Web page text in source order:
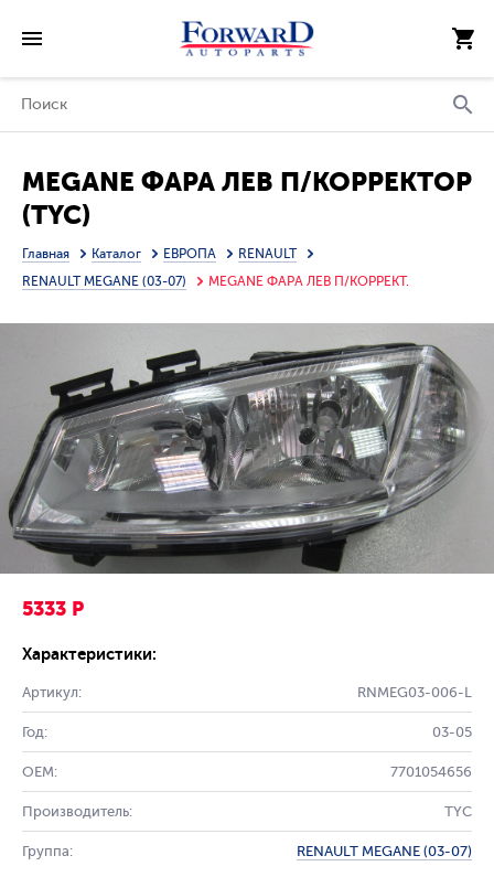
MEGANE ФАРА ЛЕВ П/КОРРЕКТОР
(TYC)
Главная Каталог ЕВРОПА
RENAULT
RENAULT MEGANE (03-07)
MEGANE ФАРА ЛЕВ П/КОРРЕКТ.
5333 Р
Характеристики:
Артикул: RNMEG03-006-L
Год: 03-05
OEM: 7701054656
Производитель: TYC
Группа: RENAULT MEGANE (03-07)